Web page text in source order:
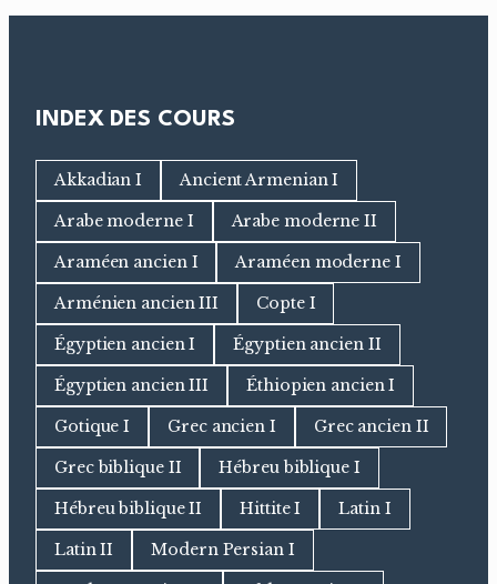
INDEX DES COURS
Akkadian I Ancient Armenian I
Arabe moderne I Arabe moderne II
Araméen ancien I Araméen moderne I
Arménien ancien III Copte I
Égyptien ancien I Égyptien ancien II
Égyptien ancien III Éthiopien ancien I
Gotique I Grec ancien I Grec ancien II
Grec biblique II Hébreu biblique I
Hébreu biblique II Hittite I Latin I
Latin II Modern Persian I